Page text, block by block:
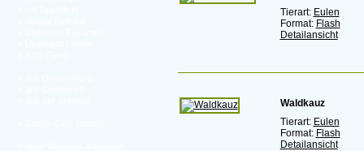
Tierart: Eulen
Format: Flash
Detailansicht
Waldkauz
Tierart: Eulen
Format: Flash
Detailansicht